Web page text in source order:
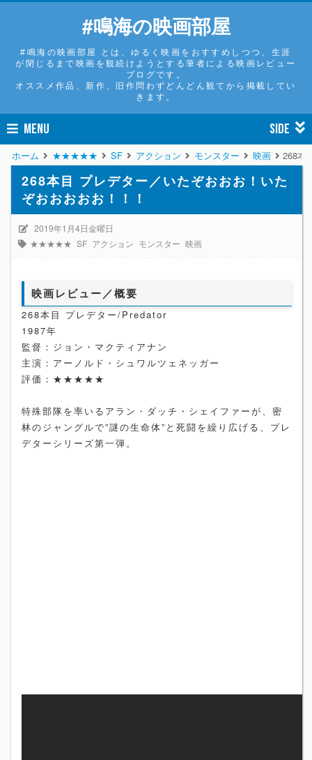
#鳴海の映画部屋
#鳴海の映画部屋 とは、ゆるく映画をおすすめしつつ、生涯
が閉じるまで映画を観続けようとする筆者による映画レビュー
ブログです。
オススメ作品、新作、旧作問わずどんどん観てから掲載してい
きます。
MENU SIDE
ホーム ★★★★★ SF アクション モンスター 映画 268本
268本目 プレデター／いたぞおおお！いた
ぞおおおおお！！！
2019年1月4日金曜日
★★★★★ SF アクション モンスター 映画
映画レビュー／概要
268本目 プレデター/Predator
1987年
監督：ジョン・マクティアナン
主演：アーノルド・シュワルツェネッガー
評価：★★★★★
特殊部隊を率いるアラン・ダッチ・シェイファーが、密
林のジャングルで”謎の生命体”と死闘を繰り広げる、プレ
デターシリーズ第一弾。